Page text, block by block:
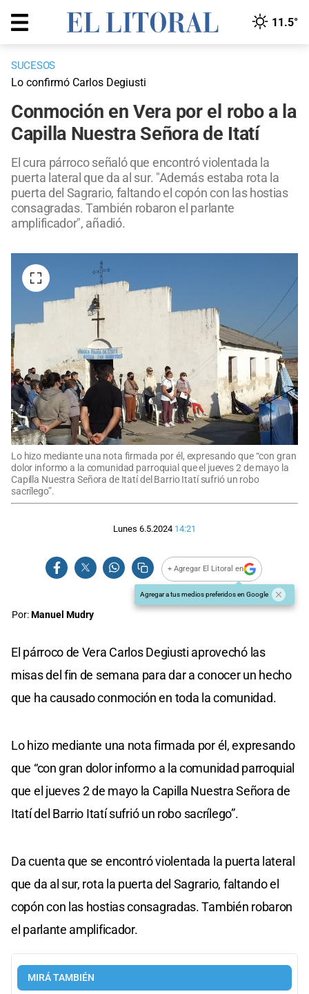
11.5°
SUCESOS
Lo confirmó Carlos Degiusti
Conmoción en Vera por el robo a la
Capilla Nuestra Señora de Itatí
El cura párroco señaló que encontró violentada la
puerta lateral que da al sur. "Además estaba rota la
puerta del Sagrario, faltando el copón con las hostias
consagradas. También robaron el parlante
amplificador", añadió.
Lo hizo mediante una nota firmada por él, expresando que “con gran
dolor informo a la comunidad parroquial que el jueves 2 de mayo la
Capilla Nuestra Señora de Itatí del Barrio Itatí sufrió un robo
sacrílego”.
Lunes 6.5.2024 14:21
+ Agregar El Litoral en
Agregar a tus medios preferidos en Google
Por:Manuel Mudry
El párroco de Vera Carlos Degiusti aprovechó las
misas del fin de semana para dar a conocer un hecho
que ha causado conmoción en toda la comunidad.
Lo hizo mediante una nota firmada por él, expresando
que “con gran dolor informo a la comunidad parroquial
que el jueves 2 de mayo la Capilla Nuestra Señora de
Itatí del Barrio Itatí sufrió un robo sacrílego”.
Da cuenta que se encontró violentada la puerta lateral
que da al sur, rota la puerta del Sagrario, faltando el
copón con las hostias consagradas. También robaron
el parlante amplificador.
MIRÁ TAMBIÉN